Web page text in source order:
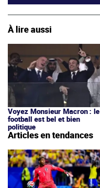
À lire aussi
Voyez Monsieur Macron : le
football est bel et bien
politique
Articles en tendances